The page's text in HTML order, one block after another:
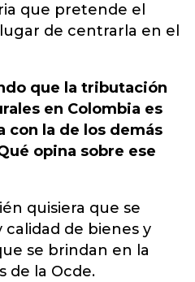
que pretende el
de centrarla en el
que la tributación
en Colombia es
con la de los demás
opina sobre ese
quisiera que se
calidad de bienes y
se brindan en la
de la Ocde.